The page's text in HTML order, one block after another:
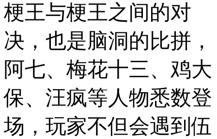
梗王与梗王之间的对
决，也是脑洞的比拼，
阿七、梅花十三、鸡大
保、汪疯等人物悉数登
场，玩家不但会遇到伍